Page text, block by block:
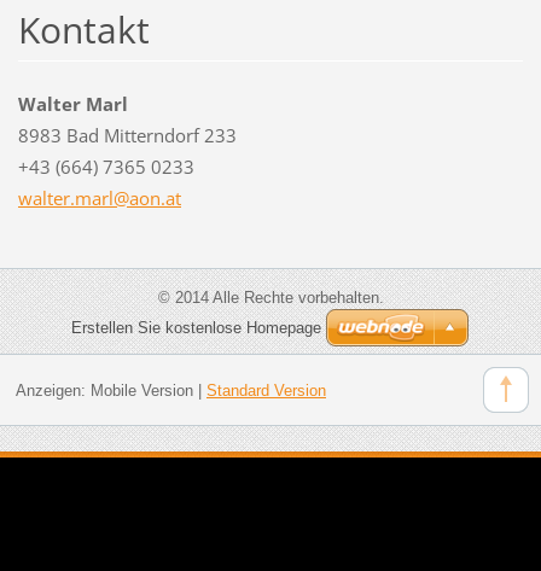
Kontakt
Walter Marl
8983 Bad Mitterndorf 233
+43 (664) 7365 0233
walter.marl@aon.at
© 2014 Alle Rechte vorbehalten.
Erstellen Sie kostenlose Homepage
Anzeigen: Mobile Version| Standard Version